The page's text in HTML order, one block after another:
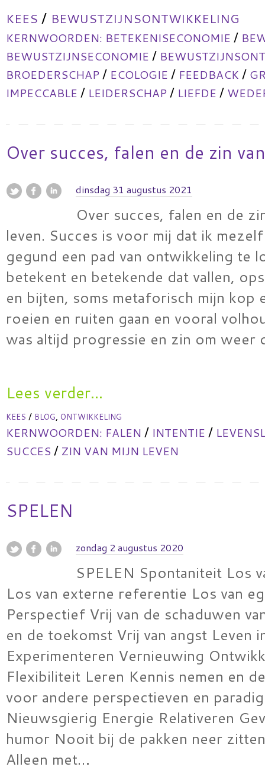
KEES / BEWUSTZIJNSONTWIKKELING
KERNWOORDEN: BETEKENISECONOMIE /
BEWUSTZIJNSECONOMIE /
BROEDERSCHAP / ECOLOGIE / FEEDBACK /
IMPECCABLE / LEIDERSCHAP / LIEFDE /
Over succes, falen en de zin
dinsdag 31 augustus 2021
Over succes, falen en de
leven. Succes is voor mij dat ik
gegund een pad van ontwikkeling te
betekent en betekende dat vallen,
en bijten, soms metaforisch mijn kop
roeien en ruiten gaan en vooral
was altijd progressie en zin om
Lees verder...
KEES / BLOG, ONTWIKKELING
KERNWOORDEN: FALEN / INTENTIE /
SUCCES / ZIN VAN MIJN LEVEN
SPELEN
zondag 2 augustus 2020
SPELEN Spontaniteit Los
Los van externe referentie Los van
Perspectief Vrij van de schaduwen
en de toekomst Vrij van angst Leven
Experimenteren Vernieuwing
Flexibiliteit Leren Kennis nemen en
voor andere perspectieven en
Nieuwsgierig Energie Relativeren
humor Nooit bij de pakken neer
Alleen met…